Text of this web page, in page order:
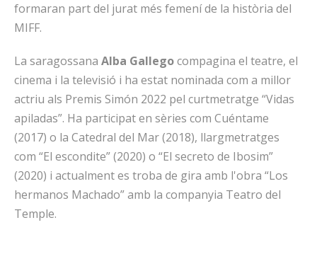
formaran part del jurat més femení de la història del
MIFF.
La saragossana Alba Gallegocompagina el teatre, el
cinema i la televisió i ha estat nominada com a millor
actriu als Premis Simón 2022 pel curtmetratge “Vidas
apiladas”. Ha participat en sèries com Cuéntame
(2017) o la Catedral del Mar (2018), llargmetratges
com “El escondite” (2020) o “El secreto de Ibosim”
(2020) i actualment es troba de gira amb l'obra “Los
hermanos Machado” amb la companyia Teatro del
Temple.